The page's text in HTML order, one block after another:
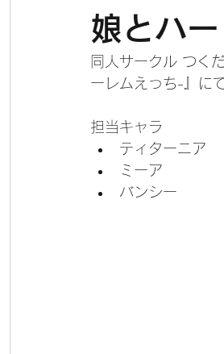
娘とハ
同人サークル つく
ーレムえっち-』に
担当キャラ
ティターニア
ミーア
バンシー